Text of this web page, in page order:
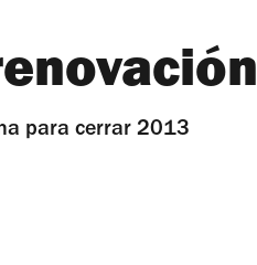
para cerrar 2013